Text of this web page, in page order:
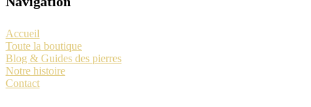
Accueil
Toute la boutique
Blog & Guides des pierres
Notre histoire
Contact